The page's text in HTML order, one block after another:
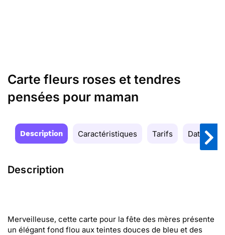
Carte fleurs roses et tendres
pensées pour maman
Description Caractéristiques Tarifs Date de
Description
Merveilleuse, cette carte pour la fête des mères présente
un élégant fond flou aux teintes douces de bleu et des